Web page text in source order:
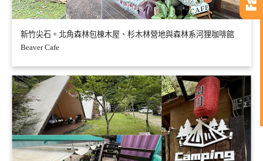
新竹尖石。北角森林包棟木屋、杉木林營地與森林系河狸咖啡館
Beaver Cafe